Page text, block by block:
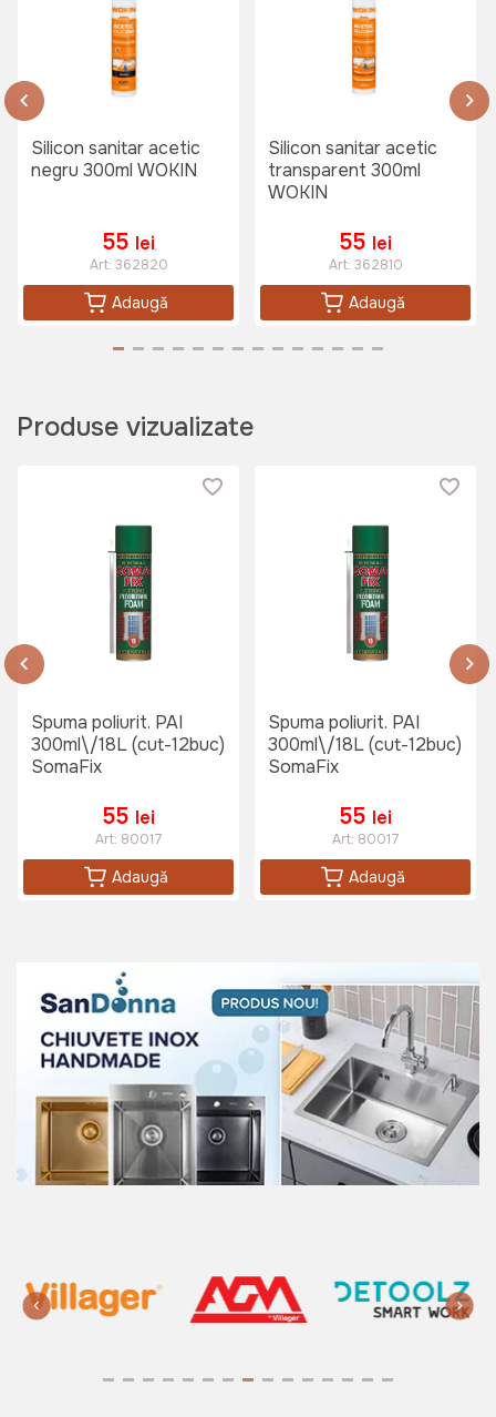
Silicon sanitar acetic
negru 300ml WOKIN
55 lei
Art: 362820
Adaugă
Silicon sanitar acetic
transparent 300ml
WOKIN
55 lei
Art: 362810
Adaugă
Produse vizualizate
Spuma poliurit. PAI
300ml\/18L (cut-12buc)
SomaFix
55 lei
Art: 80017
Adaugă
Spuma poliurit. PAI
300ml\/18L (cut-12buc)
SomaFix
55 lei
Art: 80017
Adaugă